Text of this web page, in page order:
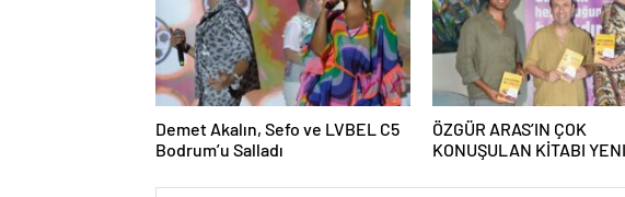
Demet Akalın, Sefo ve LVBEL C5
Bodrum’u Salladı
ÖZGÜR ARAS’IN ÇOK
KONUŞULAN KİTABI YENI
COLLECTION